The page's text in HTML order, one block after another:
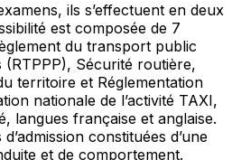
ils s’effectuent en deux
est composée de 7
du transport public
Sécurité routière,
territoire et Réglementation
nationale de l’activité TAXI,
langues française et anglaise.
constituées d’une
et de comportement.